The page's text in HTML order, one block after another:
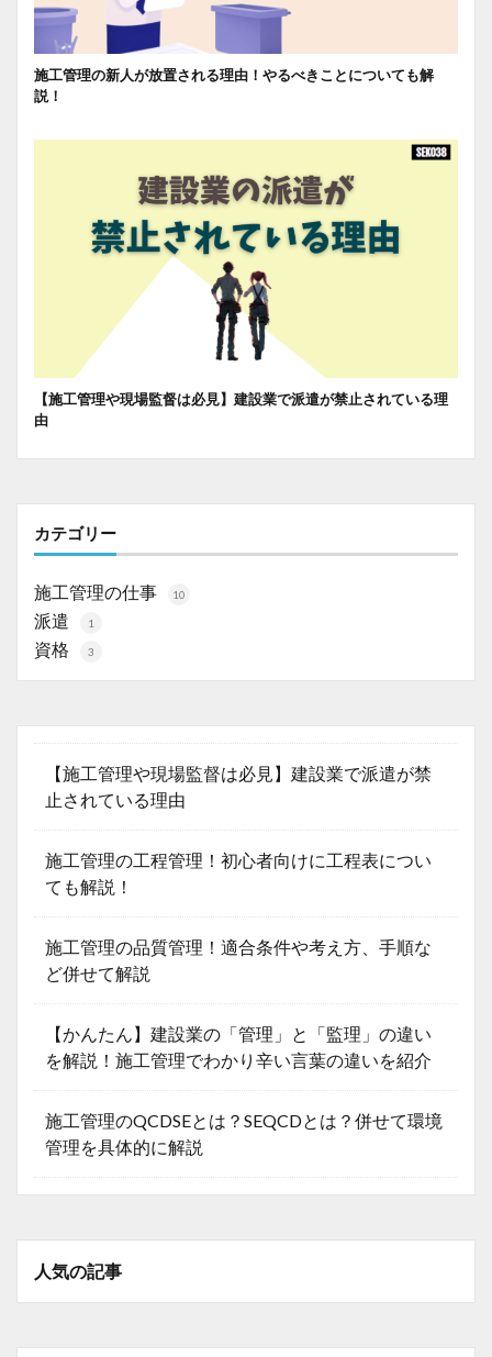
施工管理の新人が放置される理由！やるべきことについても解
説！
【施工管理や現場監督は必見】建設業で派遣が禁止されている理
由
カテゴリー
施工管理の仕事 10
派遣 1
資格 3
【施工管理や現場監督は必見】建設業で派遣が禁
止されている理由
施工管理の工程管理！初心者向けに工程表につい
ても解説！
施工管理の品質管理！適合条件や考え方、手順な
ど併せて解説
【かんたん】建設業の「管理」と「監理」の違い
を解説！施工管理でわかり辛い言葉の違いを紹介
施工管理のQCDSEとは？SEQCDとは？併せて環境
管理を具体的に解説
人気の記事